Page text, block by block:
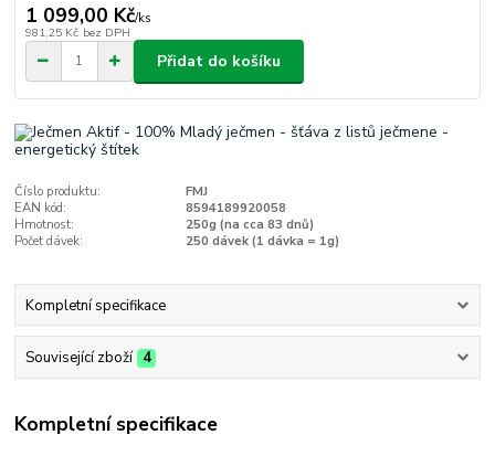
1 099,00 Kč/ks
981,25 Kč bez DPH
Přidat do košíku
Číslo produktu:
FMJ
EAN kód:
8594189920058
Hmotnost:
250g (na cca 83 dnů)
Počet dávek:
250 dávek (1 dávka = 1g)
Kompletní specifikace
Související zboží 4
Kompletní specifikace